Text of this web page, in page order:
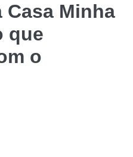
Casa Minha
que
o